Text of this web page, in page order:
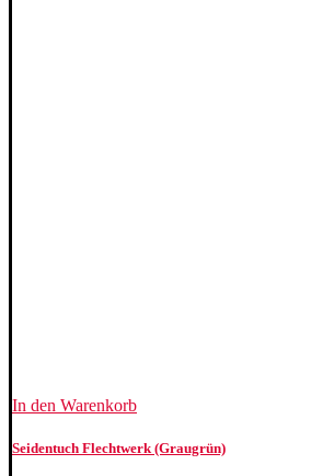
In den Warenkorb
Seidentuch Flechtwerk (Graugrün)